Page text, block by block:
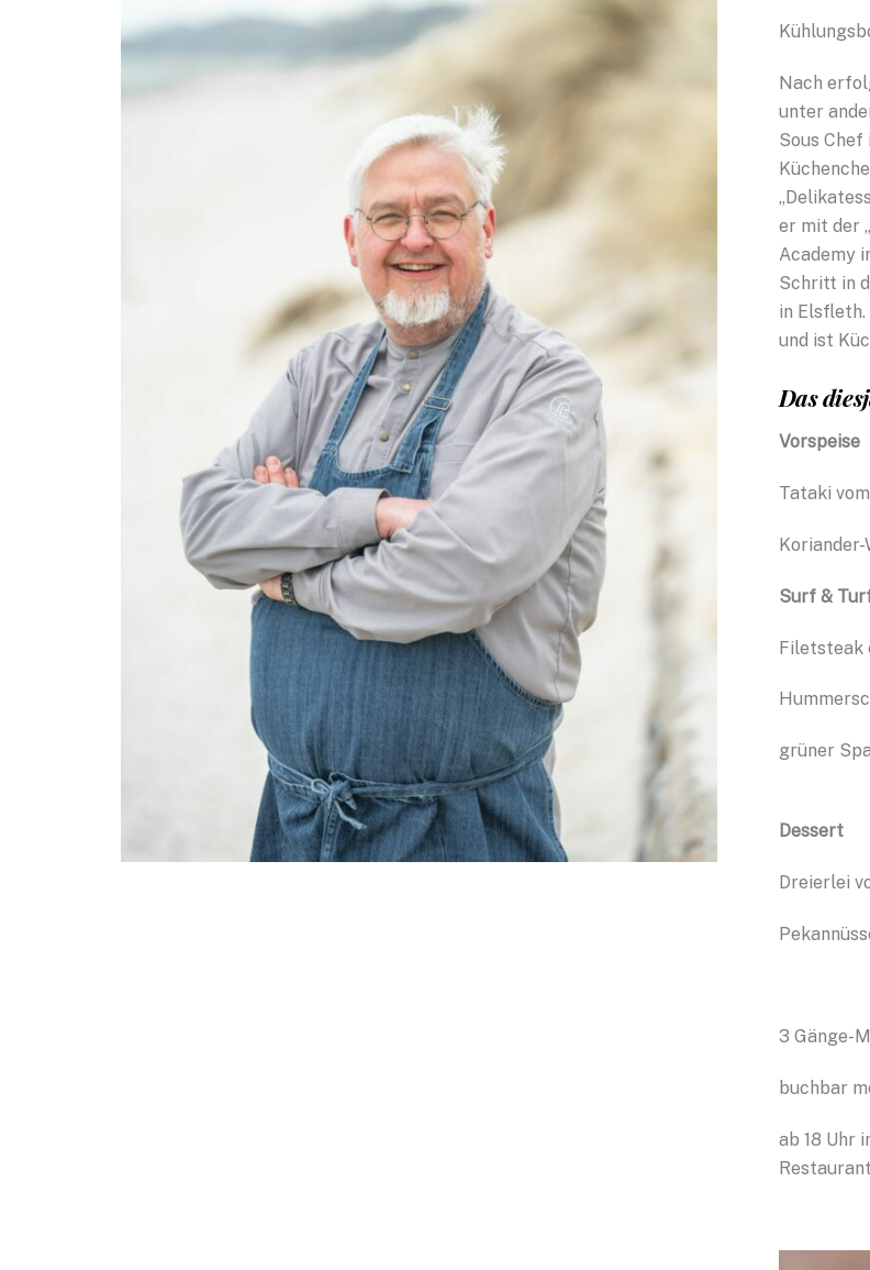
Nach
unter
Sous Chef
er mit der
Academy
Schritt in
in
und ist
Das
Vorspeise
Koriander-
Surf &
Filetsteak
Dessert
3 Gänge-
buchbar
ab 18 Uhr